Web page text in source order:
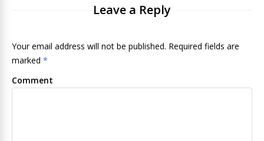
Leave a Reply
Your email address will not be published. Required fields are
marked *
Comment